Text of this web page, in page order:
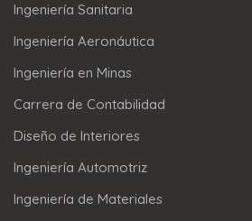
Ingeniería Sanitaria
Ingeniería Aeronáutica
Ingeniería en Minas
Carrera de Contabilidad
Diseño de Interiores
Ingeniería Automotriz
Ingeniería de Materiales